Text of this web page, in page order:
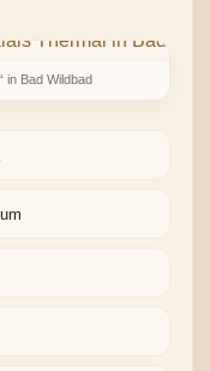
in Bad Wildbad